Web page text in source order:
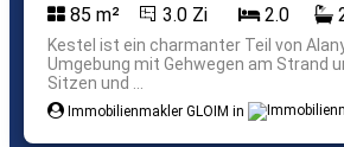
85 m²
3.0 Zi 2.0
Kestel ist ein charmanter Teil von
Umgebung mit Gehwegen am Strand
Sitzen und ...
Immobilienmakler GLOIM in